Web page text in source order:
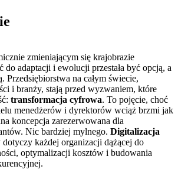
zmieniającym się krajobrazie
do adaptacji i ewolucji przestała być opcją, a
Przedsiębiorstwa na całym świecie,
i branży, stają przed wyzwaniem, które
transformacja cyfrowa. To pojęcie, choć
menedżerów i dyrektorów wciąż brzmi jak
koncepcja zarezerwowana dla
Nic bardziej mylnego. Digitalizacja
każdej organizacji dążącej do
optymalizacji kosztów i budowania